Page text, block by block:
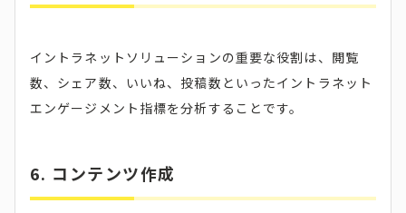
イントラネットソリューションの重要な役割は、閲覧
数、シェア数、いいね、投稿数といったイントラネット
エンゲージメント指標を分析することです。
6. コンテンツ作成